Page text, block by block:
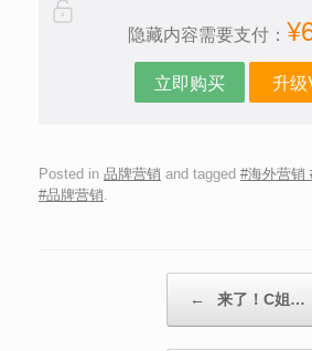
隐藏内容需要支付：
立即购买 升
Posted in 品牌营销 and tagged #海外营销
#品牌营销.
← 来了！C姐…